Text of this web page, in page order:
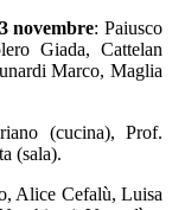
novembre: Paiusco
Giada, Cattelan
Marco, Maglia
(cucina), Prof.
(sala).
Alice Cefalù, Luisa